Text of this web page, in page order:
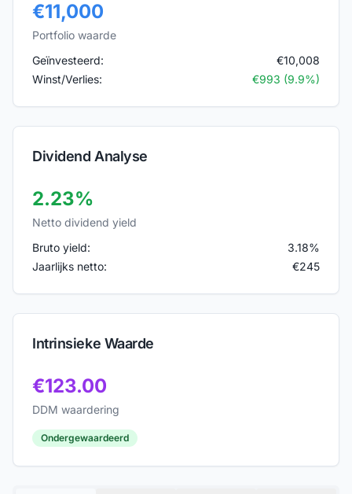
€11,000
Portfolio waarde
Geïnvesteerd:
€10,008
Winst/Verlies:
€993 (9.9%)
Dividend Analyse
2.23%
Netto dividend yield
Bruto yield:
3.18%
Jaarlijks netto:
€245
Intrinsieke Waarde
€123.00
DDM waardering
Ondergewaardeerd